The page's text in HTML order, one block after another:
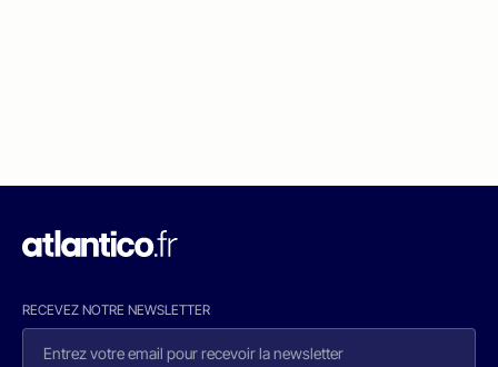
RECEVEZ NOTRE NEWSLETTER